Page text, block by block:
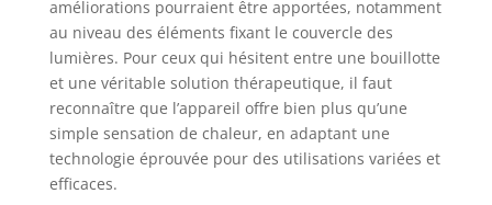
bons résultats.
Grande zone de
traitement :
ceinture de
thérapie par
lumière rouge
conçue 80 x 30 cm
améliorations pourraient être apportées, notamment
au niveau des éléments fixant le couvercle des
lumières. Pour ceux qui hésitent entre une bouillotte
et une véritable solution thérapeutique, il faut
reconnaître que l’appareil offre bien plus qu’une
simple sensation de chaleur, en adaptant une
technologie éprouvée pour des utilisations variées et
efficaces.